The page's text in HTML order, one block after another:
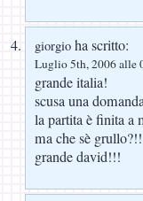
giorgio ha scritto:
Luglio 5th, 2006 alle
grande italia!
scusa una
la partita è finita a
ma che sè grullo?!!
grande david!!!